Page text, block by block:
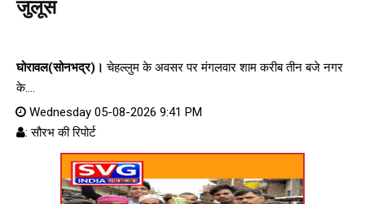
जुलूस
घोरावल(सोनभद्र)। चेहल्लुम के अवसर पर मंगलवार शाम करीब तीन बजे नगर
के....
Wednesday 05-08-2026 9:41 PM
: सौरभ की रिपोर्ट